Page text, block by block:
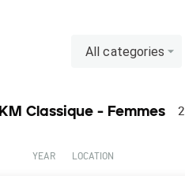
All categories
Classique - Femmes 2
YEAR LOCATION